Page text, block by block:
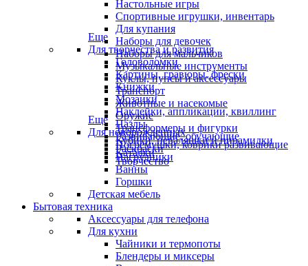
Настольные игры
Спортивные игрушки, инвентарь
Для купания
Наборы для девочек
Наборы для мальчиков
Музыкальные инструменты
Куклы, пупсы и аксессуары
Транспорт
Животные и насекомые
Оружие
Трансформеры и фигурки
Кубики, неваляшки и пирамидки
Каталки
Еще
Для творчества и развития
Головоломки
Картины, гравюры, фрески
Книжки
Мозаики
Наклейки, аппликации, квиллинг
Пазлы
Развивающие, обучающие
Раскраски
Творчество
Еще
Для новорожденных
Погремушки, коврики развивающие
Нагрудники
Ванны
Горшки
Детская мебель
Бытовая техника
Аксессуары для телефона
Для кухни
Чайники и термопоты
Блендеры и миксеры